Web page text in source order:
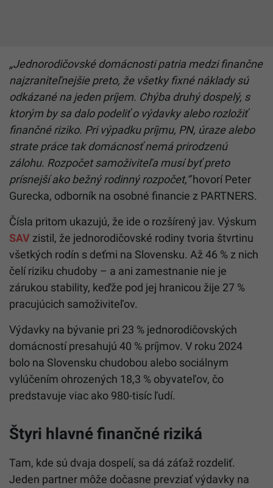
„Jednorodičovské domácnosti patria medzi finančne
najzraniteľnejšie preto, že všetky fixné náklady sú
odkázané na jeden príjem. Chýba druhý dospelý, s
ktorým by sa dalo podeliť o výdavky alebo rozložiť
finančné riziko. Pri výpadku príjmu, PN, úraze alebo
strate práce tak domácnosť nemá prirodzenú
zálohu. Rozpočet samoživiteľa musí byť preto
prísnejší ako bežný rodinný rozpočet,“hovorí Peter
Gurecka, odborník na osobné financie z PARTNERS.
Čísla pritom ukazujú, že ide o rozšírený jav. Výskum
SAV zistil, že jednorodičovské rodiny tvoria štvrtinu
všetkých rodín s deťmi na Slovensku. Až 46 % z nich
čelí riziku chudoby – a ani zamestnanie nie je
zárukou stability, keďže pod jej hranicou žije 27 %
pracujúcich samoživiteľov.
Výdavky na bývanie pri 23 % jednorodičovských
domácností presahujú 40 % príjmov. V roku 2024
bolo na Slovensku chudobou alebo sociálnym
vylúčením ohrozených 18,3 % obyvateľov, čo
predstavuje viac ako 980-tisíc ľudí.
Štyri hlavné finančné riziká
Tam, kde sú dvaja dospelí, sa dá záťaž rozdeliť.
Jeden partner môže dočasne prevziať výdavky na